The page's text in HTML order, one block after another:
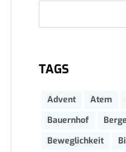
TAGS
Advent Atem
Bauernhof
Beweglichkeit